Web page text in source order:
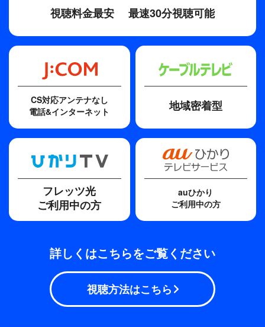
ディレクター・監督
安本莞二
その他
辰巳琢郎の「琢」は正式には、「豕」に点が付きます。シ
ステムの都合上「琢」となっています。
視聴料金最安 最速30分視聴可能
CS対応アンテナなし
電話&インターネット
地域密着型
フレッツ光
ご利用中の方
auひかり
ご利用中の方
詳しくはこちらをご覧ください
視聴方法はこちら